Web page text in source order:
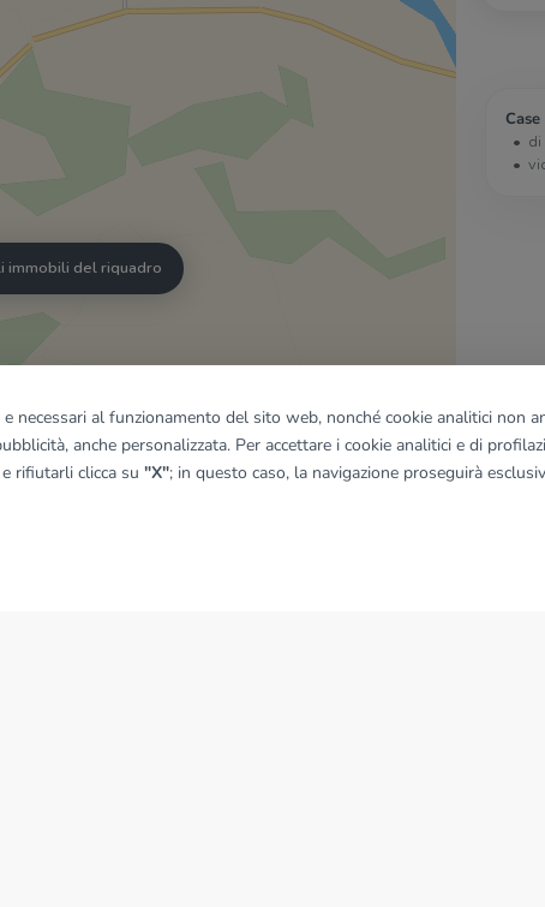
immobili del riquadro
necessari al funzionamento del sito web, nonché cookie analitici non
anche personalizzata. Per accettare i cookie analitici e di
rifiutarli clicca su "X"; in questo caso, la navigazione proseguirà